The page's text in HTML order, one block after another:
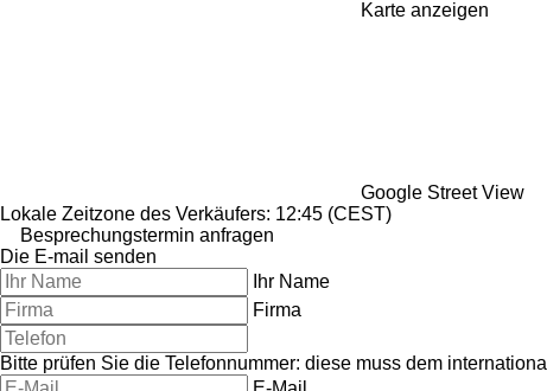
Karte anzeigen
Google Street View
Lokale Zeitzone des Verkäufers: 12:45 (CEST)
Besprechungstermin anfragen
Die E-mail senden
Ihr Name
Firma
Bitte prüfen Sie die Telefonnummer: diese muss dem